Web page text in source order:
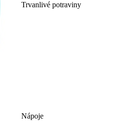
Trvanlivé potraviny
Nápoje